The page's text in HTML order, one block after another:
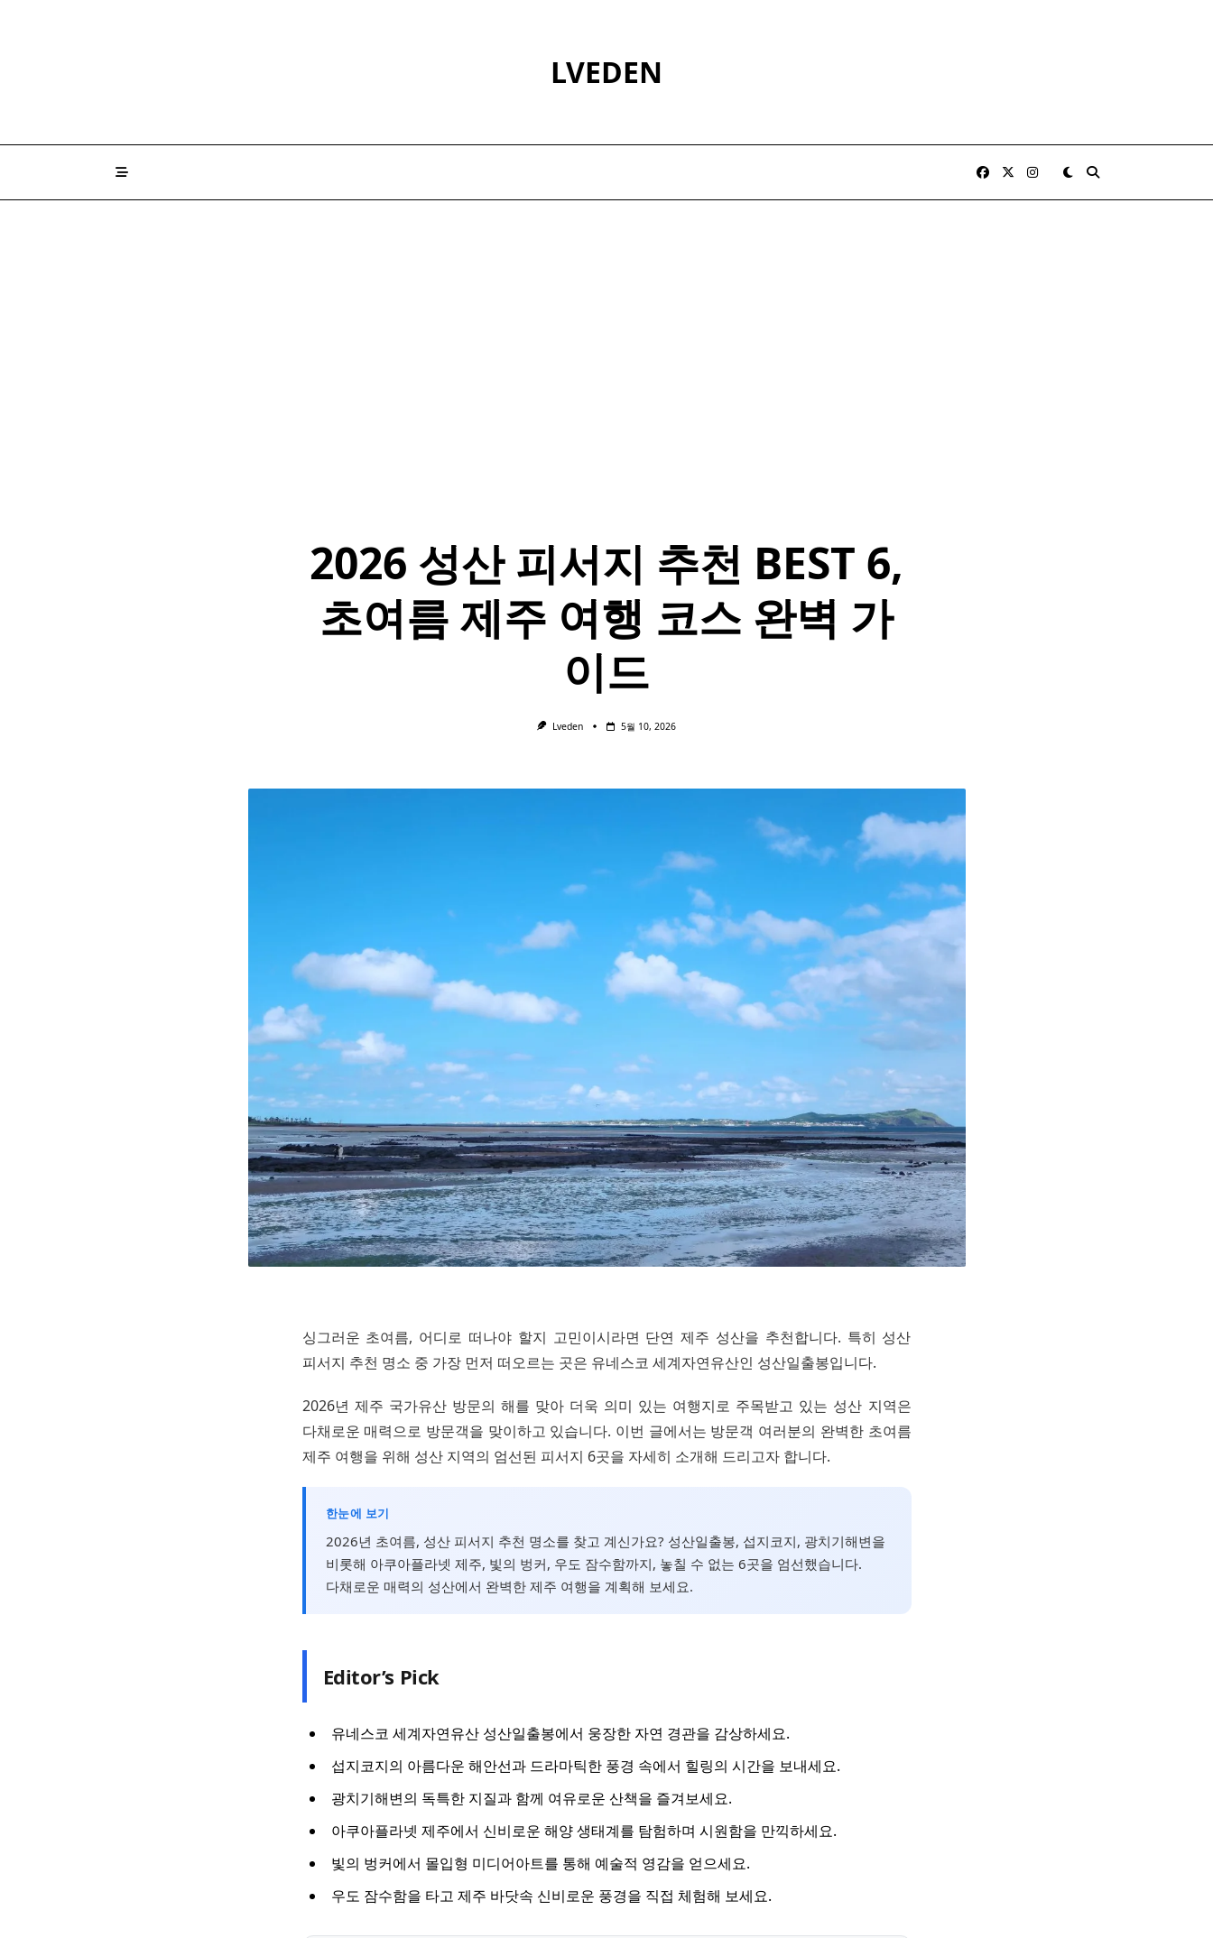
LVEDEN
2026 성산 피서지 추천 BEST 6,
초여름 제주 여행 코스 완벽 가
이드
Lveden 5월 10, 2026
싱그러운 초여름, 어디로 떠나야 할지 고민이시라면 단연 제주 성산을 추천합니다. 특히 성산
피서지 추천 명소 중 가장 먼저 떠오르는 곳은 유네스코 세계자연유산인 성산일출봉입니다.
2026년 제주 국가유산 방문의 해를 맞아 더욱 의미 있는 여행지로 주목받고 있는 성산 지역은
다채로운 매력으로 방문객을 맞이하고 있습니다. 이번 글에서는 방문객 여러분의 완벽한 초여름
제주 여행을 위해 성산 지역의 엄선된 피서지 6곳을 자세히 소개해 드리고자 합니다.
한눈에 보기
2026년 초여름, 성산 피서지 추천 명소를 찾고 계신가요? 성산일출봉, 섭지코지, 광치기해변을
비롯해 아쿠아플라넷 제주, 빛의 벙커, 우도 잠수함까지, 놓칠 수 없는 6곳을 엄선했습니다.
다채로운 매력의 성산에서 완벽한 제주 여행을 계획해 보세요.
Editor’s Pick
유네스코 세계자연유산 성산일출봉에서 웅장한 자연 경관을 감상하세요.
섭지코지의 아름다운 해안선과 드라마틱한 풍경 속에서 힐링의 시간을 보내세요.
광치기해변의 독특한 지질과 함께 여유로운 산책을 즐겨보세요.
아쿠아플라넷 제주에서 신비로운 해양 생태계를 탐험하며 시원함을 만끽하세요.
빛의 벙커에서 몰입형 미디어아트를 통해 예술적 영감을 얻으세요.
우도 잠수함을 타고 제주 바닷속 신비로운 풍경을 직접 체험해 보세요.